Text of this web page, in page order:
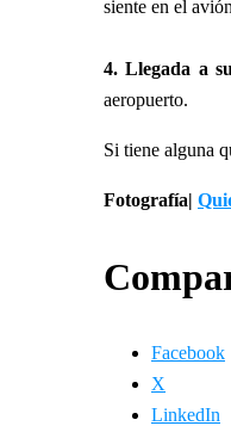
siente en el
4. Llegada a
aeropuerto.
Si tiene alguna
Fotografía|
Facebook
X
LinkedIn